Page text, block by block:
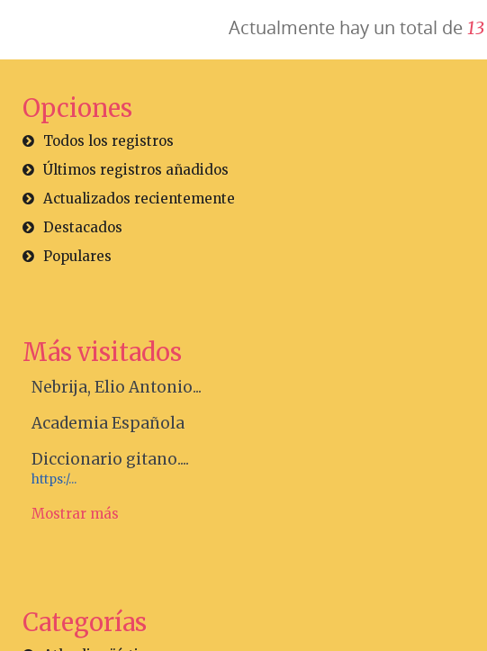
Actualmente hay un total de 13
Opciones
Todos los registros
Últimos registros añadidos
Actualizados recientemente
Destacados
Populares
Más visitados
Nebrija, Elio Antonio...
Academia Española
Diccionario gitano....
https:/...
Mostrar más
Categorías